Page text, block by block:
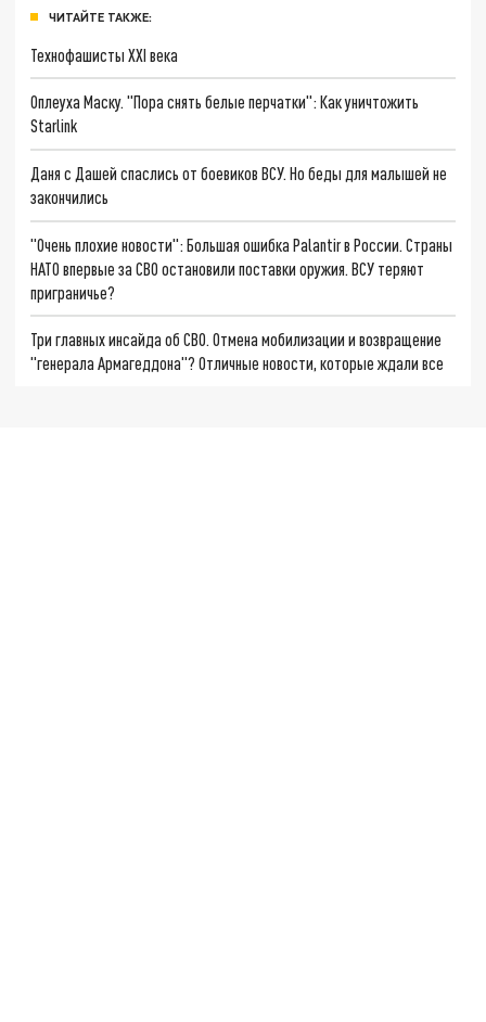
ЧИТАЙТЕ ТАКЖЕ:
Технофашисты XXI века
Оплеуха Маску. "Пора снять белые перчатки": Как уничтожить
Starlink
Даня с Дашей спаслись от боевиков ВСУ. Но беды для малышей не
закончились
"Очень плохие новости": Большая ошибка Palantir в России. Страны
НАТО впервые за СВО остановили поставки оружия. ВСУ теряют
приграничье?
Три главных инсайда об СВО. Отмена мобилизации и возвращение
"генерала Армагеддона"? Отличные новости, которые ждали все